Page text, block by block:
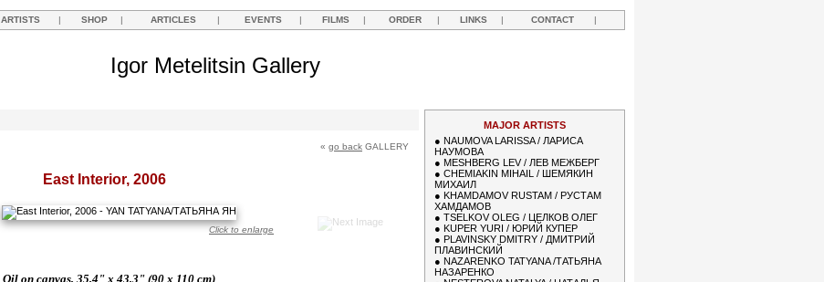
ARTISTS | SHOP | ARTICLES | EVENTS | FILMS | ORDER | LINKS | CONTACT |
Igor Metelitsin Gallery
« go back GALLERY
East Interior, 2006
Click to enlarge
Oil on canvas, 35,4" x 43,3" (90 х 110 cm)
MAJOR ARTISTS
● NAUMOVA LARISSA / ЛАРИСА
НАУМОВА
● MESHBERG LEV / ЛЕВ МЕЖБЕРГ
● CHEMIAKIN MIHAIL / ШЕМЯКИН
МИХАИЛ
● KHAMDAMOV RUSTAM / РУСТАМ
ХАМДАМОВ
● TSELKOV OLEG / ЦЕЛКОВ ОЛЕГ
● KUPER YURI / ЮРИЙ КУПЕР
● PLAVINSKY DMITRY / ДМИТРИЙ
ПЛАВИНСКИЙ
● NAZARENKO TATYANA /ТАТЬЯНА
НАЗАРЕНКО